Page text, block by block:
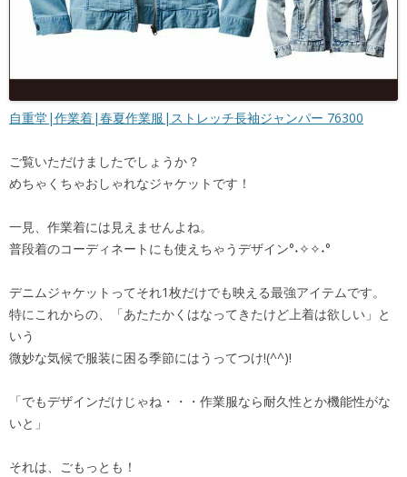
自重堂|作業着|春夏作業服|ストレッチ長袖ジャンパー 76300
ご覧いただけましたでしょうか？
めちゃくちゃおしゃれなジャケットです！
一見、作業着には見えませんよね。
普段着のコーディネートにも使えちゃうデザイン°˖✧✧˖°
デニムジャケットってそれ1枚だけでも映える最強アイテムです。
特にこれからの、「あたたかくはなってきたけど上着は欲しい」と
いう
微妙な気候で服装に困る季節にはうってつけ!(^^)!
「でもデザインだけじゃね・・・作業服なら耐久性とか機能性がな
いと」
それは、ごもっとも！